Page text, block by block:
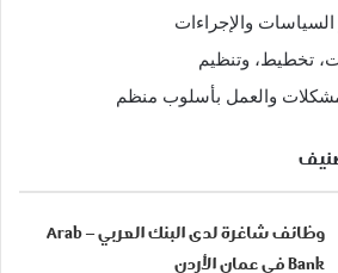
والإجراءات
تخطيط، وتنظيم
والعمل بأسلوب منظم
وظائف شاغرة لدى البنك العربي – Arab
Bank في عمان الأردن